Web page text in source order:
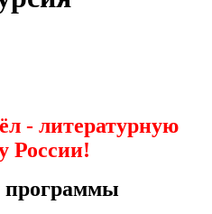
- литературную
России!
программы